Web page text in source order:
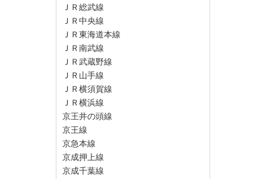
ＪＲ総武線
ＪＲ中央線
ＪＲ東海道本線
ＪＲ南武線
ＪＲ武蔵野線
ＪＲ山手線
ＪＲ横須賀線
ＪＲ横浜線
京王井の頭線
京王線
京急本線
京成押上線
京成千葉線